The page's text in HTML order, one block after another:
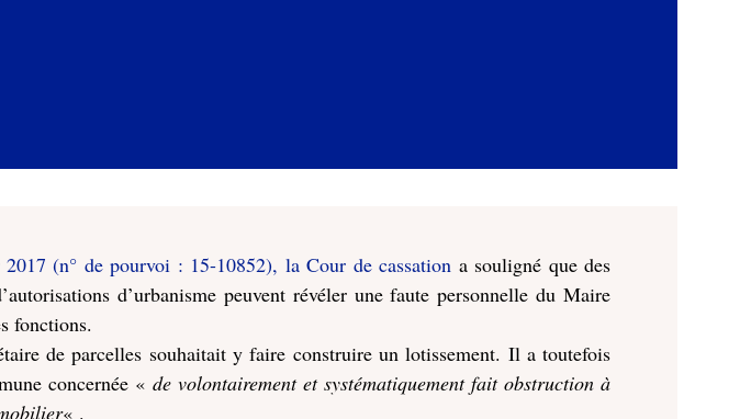
(n° de pourvoi : 15-10852), la Cour de cassation a souligné que des
d’urbanisme peuvent révéler une faute personnelle du Maire
fonctions.
de parcelles souhaitait y faire construire un lotissement. Il a toutefois
concernée «de volontairement et systématiquement fait obstruction à
« .